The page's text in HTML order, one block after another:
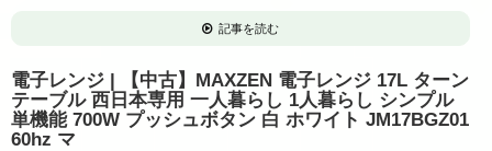
記事を読む
電子レンジ | 【中古】MAXZEN 電子レンジ 17L ターン
テーブル 西日本専用 一人暮らし 1人暮らし シンプル
単機能 700W プッシュボタン 白 ホワイト JM17BGZ01
60hz マ